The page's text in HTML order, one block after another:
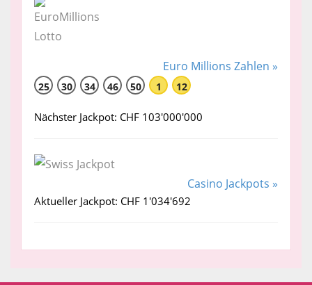
Euro Millions Zahlen »
25 30 34 46 50 1 12
Nächster Jackpot: CHF 103'000'000
Casino Jackpots »
Aktueller Jackpot: CHF 1'034'692